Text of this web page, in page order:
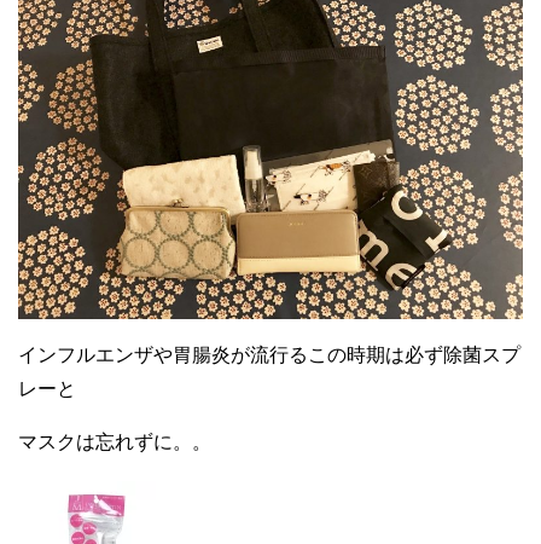
インフルエンザや胃腸炎が流行るこの時期は必ず除菌スプ
レーと
マスクは忘れずに。。